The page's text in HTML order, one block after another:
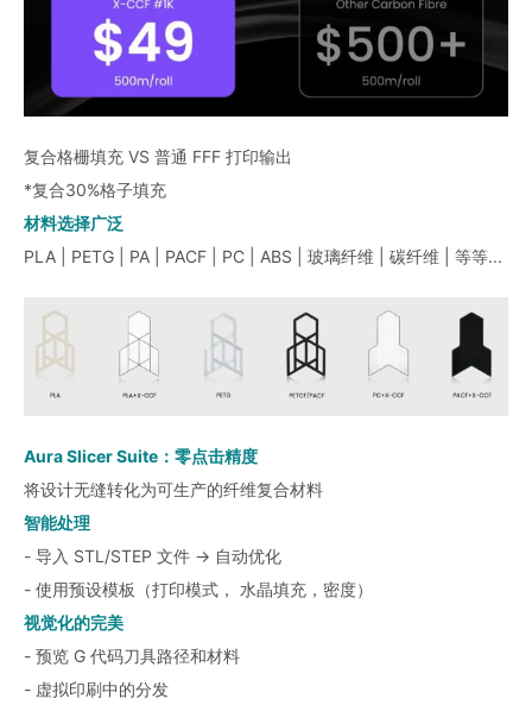
复合格栅填充 VS 普通 FFF 打印输出
*复合30%格子填充
材料选择广泛
PLA | PETG | PA | PACF | PC | ABS | 玻璃纤维 | 碳纤维 | 等等...
Aura Slicer Suite：零点击精度
将设计无缝转化为可生产的纤维复合材料
智能处理
- 导入 STL/STEP 文件 → 自动优化
- 使用预设模板（打印模式， 水晶填充，密度）
视觉化的完美
- 预览 G 代码刀具路径和材料
- 虚拟印刷中的分发